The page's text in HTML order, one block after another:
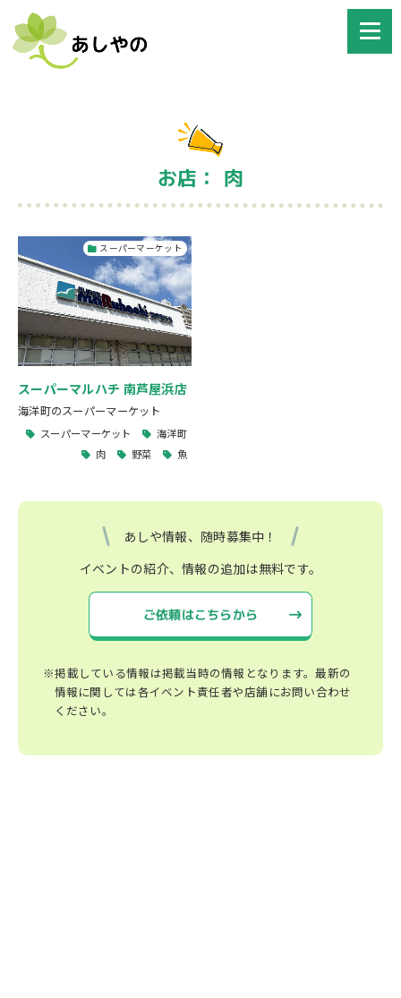
お店： 肉
スーパーマーケット
スーパーマルハチ 南芦屋浜店
海洋町のスーパーマーケット
スーパーマーケット
海洋町
肉
野菜 魚
あしや情報、随時募集中！
イベントの紹介、情報の追加は無料です。
ご依頼はこちらから
※掲載している情報は掲載当時の情報となります。最新の
情報に関しては各イベント責任者や店舗にお問い合わせ
ください。